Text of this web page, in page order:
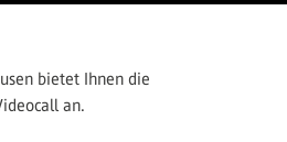
bietet Ihnen die
an.